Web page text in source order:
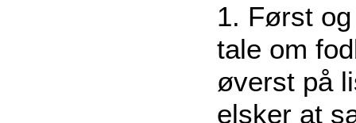
1. Først
tale om
øverst på
elsker at